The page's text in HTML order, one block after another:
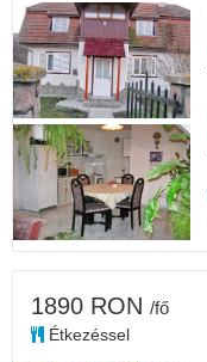
1890 RON /fő
Étkezéssel